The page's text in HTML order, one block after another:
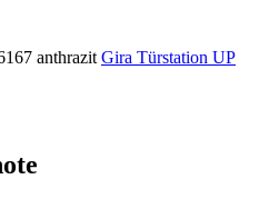
Gira Türstation UP